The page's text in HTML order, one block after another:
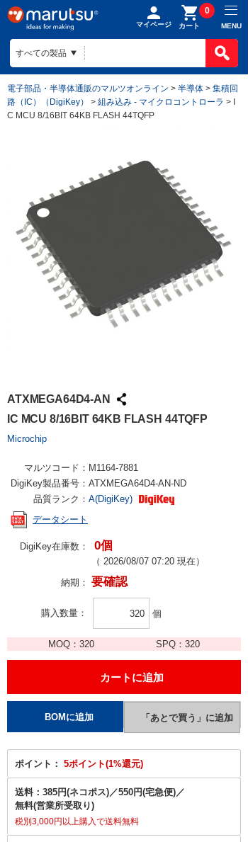
マイページ カート
0
MENU
電子部品・半導体通販のマルツオンライン > 半導体 > 集積回
路（IC）（DigiKey）
> 組み込み - マイクロコントローラ > I
C MCU 8/16BIT 64KB FLASH 44TQFP
ATXMEGA64D4-AN
IC MCU 8/16BIT 64KB FLASH 44TQFP
Microchip
マルツコード： M1164-7881
DigiKey製品番号： ATXMEGA64D4-AN-ND
品質ランク： A(DigiKey)
データシート
DigiKey在庫数： 0個
（ 2026/08/07 07:20 現在）
納期： 要確認
購入数量 個
MOQ：320 SPQ： 320
ポイント： 5ポイント(1%還元)
送料： 385円(ネコポス)／550円(宅急便)／
無料(営業所受取り)
税別3,000円以上購入で送料無料